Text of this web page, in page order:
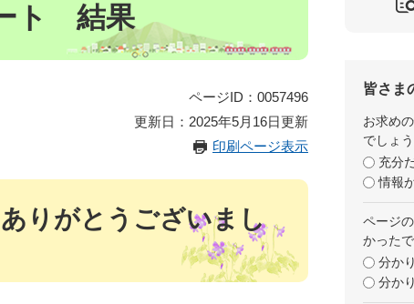
ト 結果
ページID：0057496
更新日：2025年5月16日更新
印刷ページ表示
りがとうございまし
皆さま
お求め
でしょ
充分
情報
ページ
かった
分か
分か